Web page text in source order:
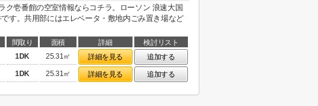
ク壱番館の空室情報ならコチラ。ローソン 浪速大国
す。共用部にはエレベータ・敷地内ごみ置き場など
間取り 面積 詳細
検討リスト
1DK 25.31㎡ 詳細を見る
追加する
1DK 25.31㎡ 詳細を見る 追加する